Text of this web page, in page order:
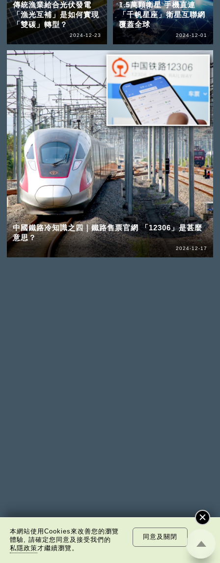
傳統漁業給合光伏發電
「漁光互補」是如何實現
「雙碳」轉型？
2024-12-23
中國鐵路冷知識之四｜鐵路售票官網 「12306」是甚麼
意思？
2024-12-17
1.5萬顆衛星 手機直連
「千帆星座」衛星互聯網
覆蓋全球
2024-12-01
本網站使用Cookies來改善您的瀏覽
體驗, 請確定您同意及接受我們的
私隱政策才繼續瀏覽。
同意及關閉